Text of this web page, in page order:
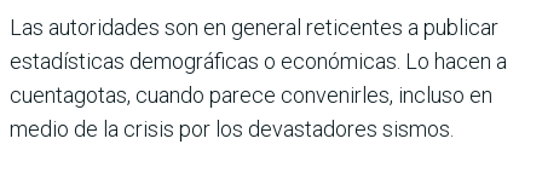
Las autoridades son en general reticentes a publicar
estadísticas demográficas o económicas. Lo hacen a
cuentagotas, cuando parece convenirles, incluso en
medio de la crisis por los devastadores sismos.